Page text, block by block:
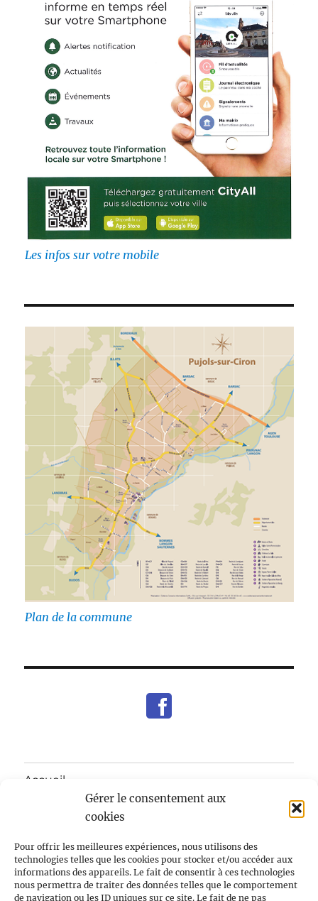
Gérer le consentement aux
cookies
Pour offrir les meilleures expériences, nous utilisons des
technologies telles que les cookies pour stocker et/ou accéder aux
informations des appareils. Le fait de consentir à ces technologies
nous permettra de traiter des données telles que le comportement
de navigation ou les ID uniques sur ce site. Le fait de ne pas
Les infos sur votre mobile
Plan de la commune
Accueil
ouvrir
Notre village
le
sous-
menu
Enfants/Jeunes/Ecole
ouvrir
le